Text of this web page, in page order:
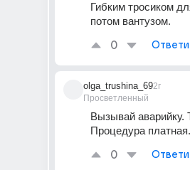
Гибким тросиком
потом вантузом.
0
olga_trushina_69
Просветленный
2г
Вызывай аварийку.
Процедура платная.
0